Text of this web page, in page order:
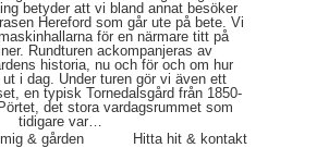
betyder att vi bland annat besöker
Hereford som går ute på bete. Vi
för en närmare titt på
Rundturen ackompanjeras av
historia, nu och för och om hur
i dag. Under turen gör vi även ett
en typisk Tornedalsgård från 1850-
det stora vardagsrummet som
tidigare var…
& gården Hitta hit & kontakt